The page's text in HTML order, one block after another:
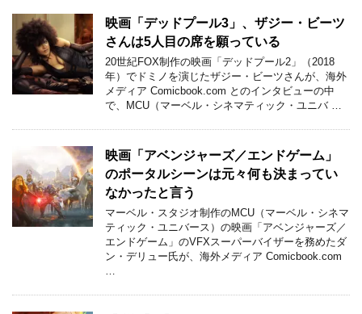
映画「デッドプール3」、ザジー・ビーツ
さんは5人目の席を願っている
20世紀FOX制作の映画「デッドプール2」（2018
年）でドミノを演じたザジー・ビーツさんが、海外
メディア Comicbook.com とのインタビューの中
で、MCU（マーベル・シネマティック・ユニバ …
映画「アベンジャーズ／エンドゲーム」
のポータルシーンは元々何も決まってい
なかったと言う
マーベル・スタジオ制作のMCU（マーベル・シネマ
ティック・ユニバース）の映画「アベンジャーズ／
エンドゲーム」のVFXスーパーバイザーを務めたダ
ン・デリュー氏が、海外メディア Comicbook.com